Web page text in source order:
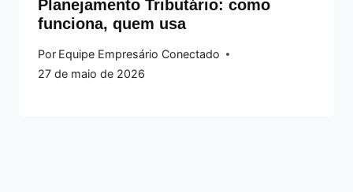
Planejamento Tributário: como
funciona, quem usa
Por Equipe Empresário Conectado
27 de maio de 2026